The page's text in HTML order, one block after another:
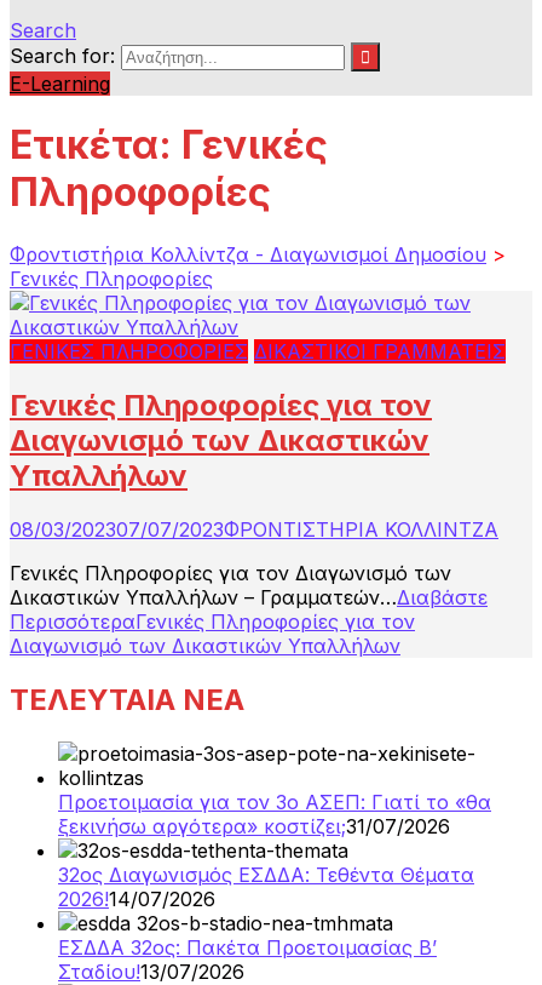
Search
Search for:
E-Learning
Ετικέτα: Γενικές
Πληροφορίες
Φροντιστήρια Κολλίντζα - Διαγωνισμοί Δημοσίου >
Γενικές Πληροφορίες
ΓΕΝΙΚΕΣ ΠΛΗΡΟΦΟΡΙΕΣ ΔΙΚΑΣΤΙΚΟΙ ΓΡΑΜΜΑΤΕΙΣ
Γενικές Πληροφορίες για τον
Διαγωνισμό των Δικαστικών
Υπαλλήλων
08/03/202307/07/2023ΦΡΟΝΤΙΣΤΗΡΙΑ ΚΟΛΛΙΝΤΖΑ
Γενικές Πληροφορίες για τον Διαγωνισμό των
Δικαστικών Υπαλλήλων – Γραμματεών…Διαβάστε
ΠερισσότεραΓενικές Πληροφορίες για τον
Διαγωνισμό των Δικαστικών Υπαλλήλων
ΤΕΛΕΥΤΑΙΑ ΝΕΑ
Προετοιμασία για τον 3ο ΑΣΕΠ: Γιατί το «θα
ξεκινήσω αργότερα» κοστίζει;31/07/2026
32ος Διαγωνισμός ΕΣΔΔΑ: Τεθέντα Θέματα
2026!14/07/2026
ΕΣΔΔΑ 32ος: Πακέτα Προετοιμασίας Β’
Σταδίου!13/07/2026